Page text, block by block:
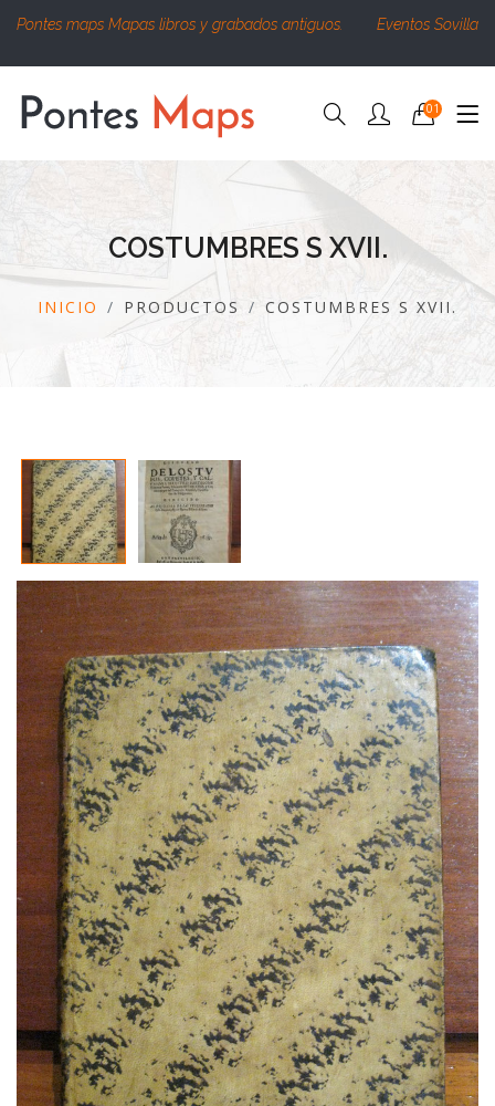
Pontes maps Mapas libros y grabados antiguos. Eventos Sovilla
01
COSTUMBRES S XVII.
INICIO PRODUCTOS COSTUMBRES S XVII.